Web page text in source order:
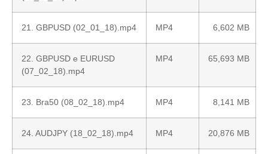
21. GBPUSD (02_01_18).mp4 MP4 6,602 MB
22. GBPUSD e EURUSD
(07_02_18).mp4
MP4 65,693 MB
23. Bra50 (08_02_18).mp4 MP4 8,141 MB
24. AUDJPY (18_02_18).mp4 MP4 20,876 MB